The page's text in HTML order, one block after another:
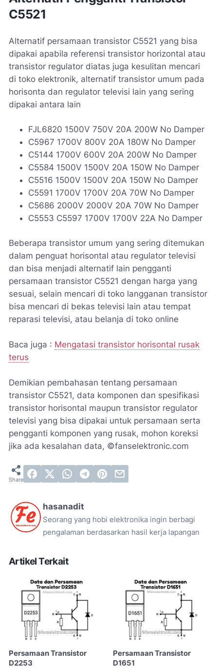
C5521
Alternatif persamaan transistor C5521 yang bisa
dipakai apabila referensi transistor horizontal atau
transistor regulator diatas juga kesulitan mencari
di toko elektronik, alternatif transistor umum pada
horisonta dan regulator televisi lain yang sering
dipakai antara lain
FJL6820 1500V 750V 20A 200W No Damper
C5967 1700V 800V 20A 180W No Damper
C5144 1700V 600V 20A 200W No Damper
C5584 1500V 1500V 20A 150W No Damper
C5516 1500V 1500V 20A 150W No Damper
C5591 1700V 1700V 20A 70W No Damper
C5686 2000V 2000V 20A 70W No Damper
C5553 C5597 1700V 1700V 22A No Damper
Beberapa transistor umum yang sering ditemukan
dalam penguat horisontal atau regulator televisi
dan bisa menjadi alternatif lain pengganti
persamaan transistor C5521 dengan harga yang
sesuai, selain mencari di toko langganan transistor
bisa mencari di bekas televisi lain atau tempat
reparasi televisi, atau belanja di toko online
Baca juga : Mengatasi transistor horisontal rusak
terus
Demikian pembahasan tentang persamaan
transistor C5521, data komponen dan spesifikasi
transistor horisontal maupun transistor regulator
televisi yang bisa dipakai untuk persamaan serta
pengganti komponen yang rusak, mohon koreksi
jika ada kesalahan data, ©fanselektronic.com
hasanadit
Seorang yang hobi elektronika ingin berbagi
pengalaman berdasarkan hasil kerja lapangan
Artikel Terkait
Persamaan Transistor
D2253
Persamaan Transistor
D1651